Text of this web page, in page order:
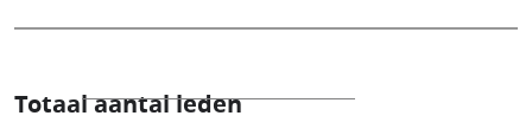
Totaal aantal leden